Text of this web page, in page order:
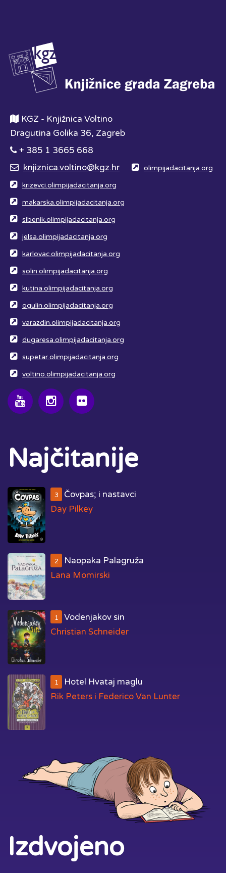
KGZ - Knjižnica Voltino
Dragutina Golika 36, Zagreb
+ 385 1 3665 668
knjiznica.voltino@kgz.hr
olimpijadacitanja.org
krizevci.olimpijadacitanja.org
makarska.olimpijadacitanja.org
sibenik.olimpijadacitanja.org
jelsa.olimpijadacitanja.org
karlovac.olimpijadacitanja.org
solin.olimpijadacitanja.org
kutina.olimpijadacitanja.org
ogulin.olimpijadacitanja.org
varazdin.olimpijadacitanja.org
dugaresa.olimpijadacitanja.org
supetar.olimpijadacitanja.org
voltino.olimpijadacitanja.org
Najčitanije
3
Čovpas; i nastavci
Day Pilkey
2
Naopaka Palagruža
Lana Momirski
1
Vodenjakov sin
Christian Schneider
1
Hotel Hvataj maglu
Rik Peters i Federico Van Lunter
Izdvojeno